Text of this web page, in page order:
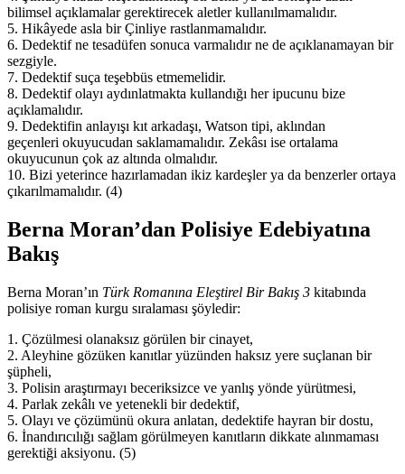
bilimsel açıklamalar gerektirecek aletler kullanılmamalıdır.
5. Hikâyede asla bir Çinliye rastlanmamalıdır.
6. Dedektif ne tesadüfen sonuca varmalıdır ne de açıklanamayan bir
sezgiyle.
7. Dedektif suça teşebbüs etmemelidir.
8. Dedektif olayı aydınlatmakta kullandığı her ipucunu bize
açıklamalıdır.
9. Dedektifin anlayışı kıt arkadaşı, Watson tipi, aklından
geçenleri okuyucudan saklamamalıdır. Zekâsı ise ortalama
okuyucunun çok az altında olmalıdır.
10. Bizi yeterince hazırlamadan ikiz kardeşler ya da benzerler ortaya
çıkarılmamalıdır. (4)
Berna Moran’dan Polisiye Edebiyatına
Bakış
Berna Moran’ın Türk Romanına Eleştirel Bir Bakış 3 kitabında
polisiye roman kurgu sıralaması şöyledir:
1. Çözülmesi olanaksız görülen bir cinayet,
2. Aleyhine gözüken kanıtlar yüzünden haksız yere suçlanan bir
şüpheli,
3. Polisin araştırmayı beceriksizce ve yanlış yönde yürütmesi,
4. Parlak zekâlı ve yetenekli bir dedektif,
5. Olayı ve çözümünü okura anlatan, dedektife hayran bir dostu,
6. İnandırıcılığı sağlam görülmeyen kanıtların dikkate alınmaması
gerektiği aksiyonu. (5)